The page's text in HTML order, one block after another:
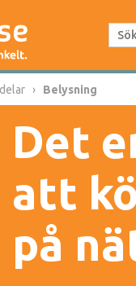
Belysning
Det
att
på